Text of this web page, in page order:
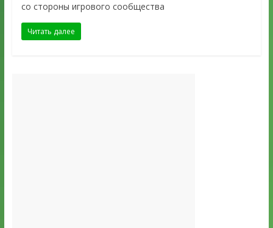
со стороны игрового сообщества
Читать далее